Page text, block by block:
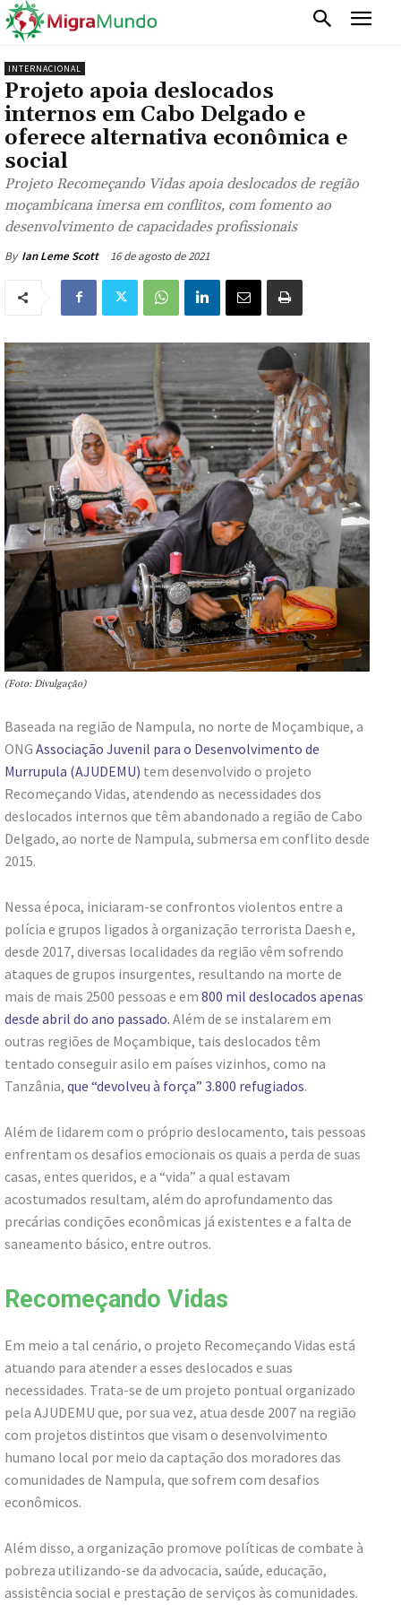
INTERNACIONAL
Projeto apoia deslocados
internos em Cabo Delgado e
oferece alternativa econômica e
social
Projeto Recomeçando Vidas apoia deslocados de região
moçambicana imersa em conflitos, com fomento ao
desenvolvimento de capacidades profissionais
By Ian Leme Scott 16 de agosto de 2021
(Foto: Divulgação)
Baseada na região de Nampula, no norte de Moçambique, a
ONG Associação Juvenil para o Desenvolvimento de
Murrupula (AJUDEMU) tem desenvolvido o projeto
Recomeçando Vidas, atendendo as necessidades dos
deslocados internos que têm abandonado a região de Cabo
Delgado, ao norte de Nampula, submersa em conflito desde
2015.
Nessa época, iniciaram-se confrontos violentos entre a
polícia e grupos ligados à organização terrorista Daesh e,
desde 2017, diversas localidades da região vêm sofrendo
ataques de grupos insurgentes, resultando na morte de
mais de mais 2500 pessoas e em 800 mil deslocados apenas
desde abril do ano passado. Além de se instalarem em
outras regiões de Moçambique, tais deslocados têm
tentado conseguir asilo em países vizinhos, como na
Tanzânia, que “devolveu à força” 3.800 refugiados.
Além de lidarem com o próprio deslocamento, tais pessoas
enfrentam os desafios emocionais os quais a perda de suas
casas, entes queridos, e a “vida” a qual estavam
acostumados resultam, além do aprofundamento das
precárias condições econômicas já existentes e a falta de
saneamento básico, entre outros.
Recomeçando Vidas
Em meio a tal cenário, o projeto Recomeçando Vidas está
atuando para atender a esses deslocados e suas
necessidades. Trata-se de um projeto pontual organizado
pela AJUDEMU que, por sua vez, atua desde 2007 na região
com projetos distintos que visam o desenvolvimento
humano local por meio da captação dos moradores das
comunidades de Nampula, que sofrem com desafios
econômicos.
Além disso, a organização promove políticas de combate à
pobreza utilizando-se da advocacia, saúde, educação,
assistência social e prestação de serviços às comunidades.